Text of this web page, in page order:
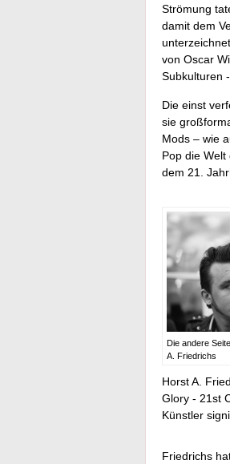
Strömung
damit dem
von Oscar
Subkulturen
Die einst
sie
Mods – wie
Pop die
dem 21.
Die andere
A. Friedrichs
Horst A.
Glory - 21st
Künstler
Friedrichs